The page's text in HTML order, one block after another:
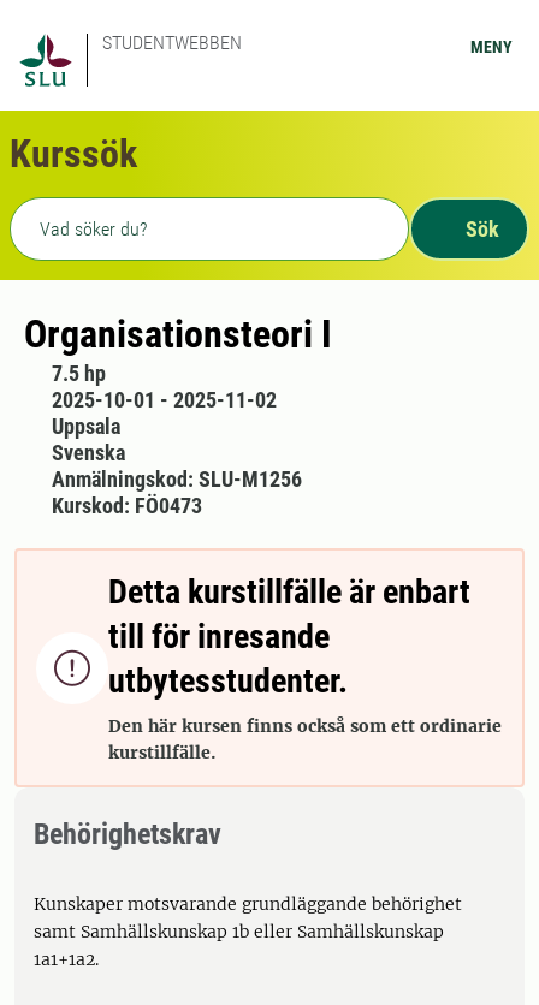
STUDENTWEBBEN MENY
Kurssök
Fritext sökning
Sök
Organisationsteori I
7.5 hp
2025-10-01 - 2025-11-02
Uppsala
Svenska
Anmälningskod: SLU-M1256
Kurskod: FÖ0473

Detta kurstillfälle är enbart
till för inresande
utbytesstudenter.
Den här kursen finns också som ett ordinarie
kurstillfälle.
Behörighetskrav
Kunskaper motsvarande grundläggande behörighet
samt Samhällskunskap 1b eller Samhällskunskap
1a1+1a2.